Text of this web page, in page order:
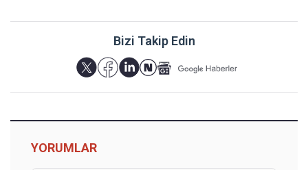
Bizi Takip Edin
YORUMLAR